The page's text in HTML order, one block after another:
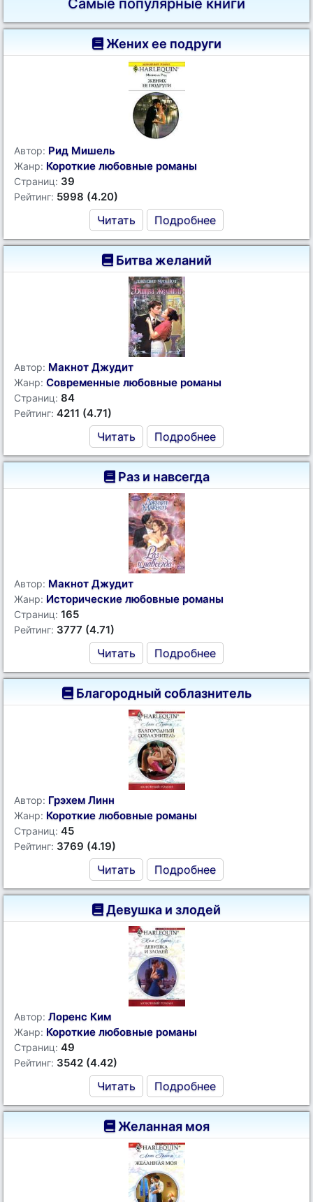
Самые популярные книги
Жених ее подруги
Автор: Рид Мишель
Жанр: Короткие любовные романы
Страниц: 39
Рейтинг: 5998 (4.20)
Читать Подробнее
Битва желаний
Автор: Макнот Джудит
Жанр: Современные любовные романы
Страниц: 84
Рейтинг: 4211 (4.71)
Читать Подробнее
Раз и навсегда
Автор: Макнот Джудит
Жанр: Исторические любовные романы
Страниц: 165
Рейтинг: 3777 (4.71)
Читать Подробнее
Благородный соблазнитель
Автор: Грэхем Линн
Жанр: Короткие любовные романы
Страниц: 45
Рейтинг: 3769 (4.19)
Читать Подробнее
Девушка и злодей
Автор: Лоренс Ким
Жанр: Короткие любовные романы
Страниц: 49
Рейтинг: 3542 (4.42)
Читать Подробнее
Желанная моя